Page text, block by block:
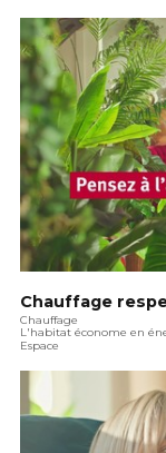
Chauffage
Chauffage
L'habitat économe en
Espace